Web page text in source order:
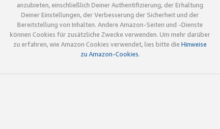
anzubieten, einschließlich Deiner Authentifizierung, der Erhaltung
Deiner Einstellungen, der Verbesserung der Sicherheit und der
Bereitstellung von Inhalten. Andere Amazon-Seiten und -Dienste
können Cookies für zusätzliche Zwecke verwenden. Um mehr darüber
zu erfahren, wie Amazon Cookies verwendet, lies bitte die Hinweise
zu Amazon-Cookies.